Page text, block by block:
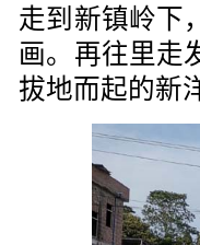
走到新镇岭下
画。再往里走
拔地而起的新